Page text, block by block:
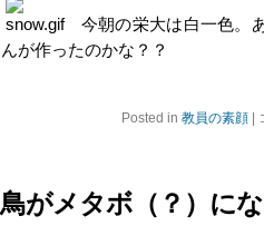
今朝の栄大は白一色。
んが作ったのかな？？
Posted in 教員の素顔 |
鳥がメタボ（？）に